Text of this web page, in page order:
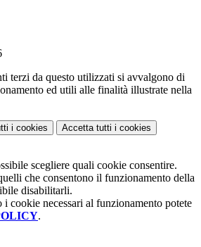
terzi da questo utilizzati si avvalgono di
ed utili alle finalità illustrate nella
i cookies Accetta tutti i cookies
scegliere quali cookie consentire.
che consentono il funzionamento della
disabilitarli.
i cookie necessari al funzionamento potete
.